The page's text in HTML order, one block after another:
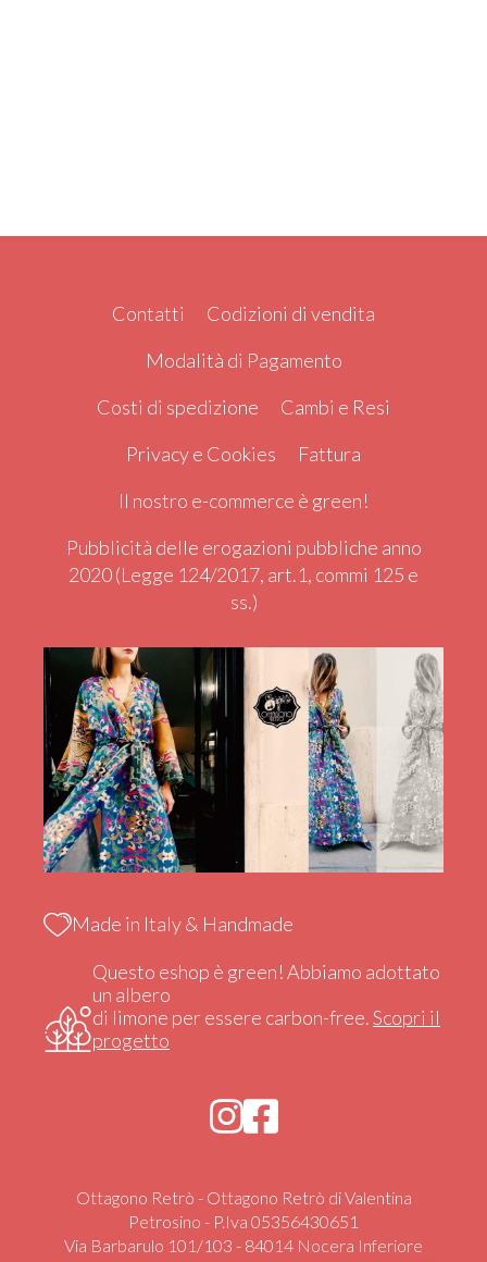
Contatti
Codizioni di vendita
Modalità di Pagamento
Costi di spedizione
Cambi e Resi
Privacy e Cookies
Fattura
Il nostro e-commerce è green!
Pubblicità delle erogazioni pubbliche anno
2020 (Legge 124/2017, art.1, commi 125 e
ss.)
Made in Italy & Handmade
Questo eshop è green! Abbiamo adottato
un albero
di limone per essere carbon-free.Scopri il
progetto
Ottagono Retrò - Ottagono Retrò di Valentina
Petrosino - P.Iva 05356430651
Via Barbarulo 101/103 - 84014 Nocera Inferiore